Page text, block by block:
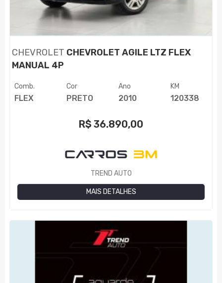
CHEVROLET CHEVROLET AGILE LTZ FLEX
MANUAL 4P
Comb.
FLEX
Cor
PRETO
Ano
2010
KM
120338
R$ 36.890,00
TREND AUTO
MAIS DETALHES